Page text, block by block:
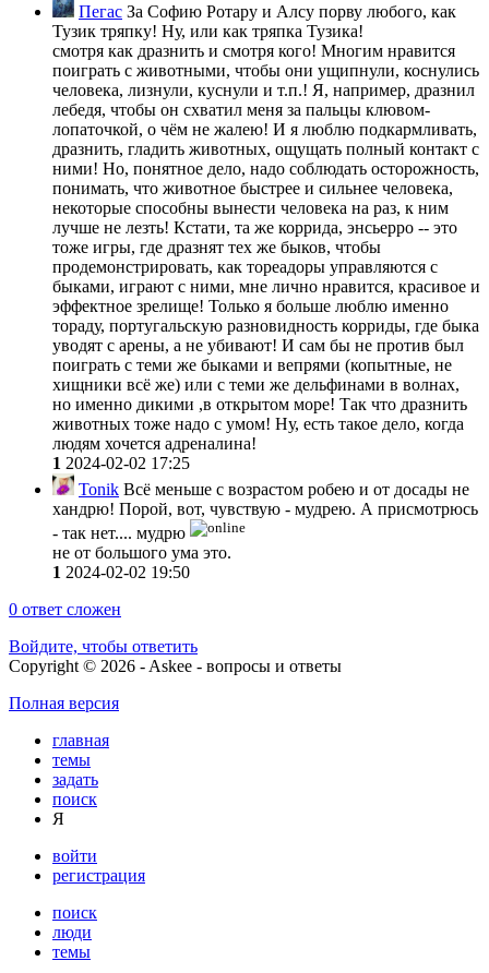
Пегас За Софию Ротару и Алсу порву любого, как
Тузик тряпку! Ну, или как тряпка Тузика!
смотря как дразнить и смотря кого! Многим нравится
поиграть с животными, чтобы они ущипнули, коснулись
человека, лизнули, куснули и т.п.! Я, например, дразнил
лебедя, чтобы он схватил меня за пальцы клювом-
лопаточкой, о чём не жалею! И я люблю подкармливать,
дразнить, гладить животных, ощущать полный контакт с
ними! Но, понятное дело, надо соблюдать осторожность,
понимать, что животное быстрее и сильнее человека,
некоторые способны вынести человека на раз, к ним
лучше не лезть! Кстати, та же коррида, энсьерро -- это
тоже игры, где дразнят тех же быков, чтобы
продемонстрировать, как тореадоры управляются с
быками, играют с ними, мне лично нравится, красивое и
эффектное зрелище! Только я больше люблю именно
тораду, португальскую разновидность корриды, где быка
уводят с арены, а не убивают! И сам бы не против был
поиграть с теми же быками и вепрями (копытные, не
хищники всё же) или с теми же дельфинами в волнах,
но именно дикими ,в открытом море! Так что дразнить
животных тоже надо с умом! Ну, есть такое дело, когда
людям хочется адреналина!
1 2024-02-02 17:25
Tonik Всё меньше с возрастом робею и от досады не
хандрю! Порой, вот, чувствую - мудрею. А присмотрюсь
- так нет.... мудрю
не от большого ума это.
1 2024-02-02 19:50
0 ответ сложен
Войдите, чтобы ответить
Copyright © 2026 - Askee - вопросы и ответы
Полная версия
главная
темы
задать
поиск
Я
войти
регистрация
поиск
люди
темы